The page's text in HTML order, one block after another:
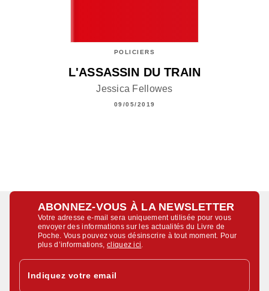
POLICIERS
L'ASSASSIN DU TRAIN
Jessica Fellowes
09/05/2019
ABONNEZ-VOUS À LA NEWSLETTER
Votre adresse e-mail sera uniquement utilisée pour vous
envoyer des informations sur les actualités du Livre de
Poche. Vous pouvez vous désinscrire à tout moment. Pour
plus d’informations,cliquez ici.
Indiquez votre email